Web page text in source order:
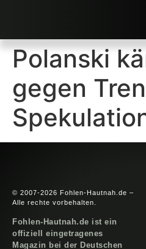
Polanski
gegen
© 2007-2026 Fohlen-Hautnah.de –
Alle rechte vorbehalten.
Fohlen-Hautnah.de ist ein
offiziell eingetragenes
Magazin bei der Deutschen